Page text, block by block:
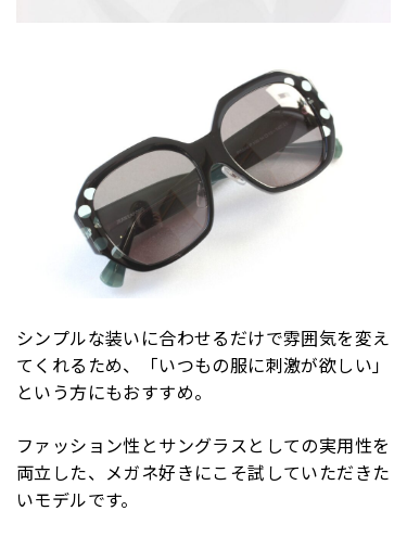
シンプルな装いに合わせるだけで雰囲気を変え
てくれるため、「いつもの服に刺激が欲しい」
という方にもおすすめ。
ファッション性とサングラスとしての実用性を
両立した、メガネ好きにこそ試していただきた
いモデルです。